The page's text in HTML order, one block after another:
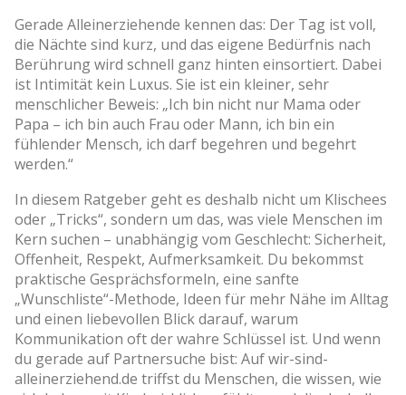
Gerade Alleinerziehende kennen das: Der Tag ist voll,
die Nächte sind kurz, und das eigene Bedürfnis nach
Berührung wird schnell ganz hinten einsortiert. Dabei
ist Intimität kein Luxus. Sie ist ein kleiner, sehr
menschlicher Beweis: „Ich bin nicht nur Mama oder
Papa – ich bin auch Frau oder Mann, ich bin ein
fühlender Mensch, ich darf begehren und begehrt
werden.“
In diesem Ratgeber geht es deshalb nicht um Klischees
oder „Tricks“, sondern um das, was viele Menschen im
Kern suchen – unabhängig vom Geschlecht: Sicherheit,
Offenheit, Respekt, Aufmerksamkeit. Du bekommst
praktische Gesprächsformeln, eine sanfte
„Wunschliste“-Methode, Ideen für mehr Nähe im Alltag
und einen liebevollen Blick darauf, warum
Kommunikation oft der wahre Schlüssel ist. Und wenn
du gerade auf Partnersuche bist: Auf wir-sind-
alleinerziehend.de triffst du Menschen, die wissen, wie